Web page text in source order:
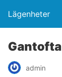
Lägenheter
Gantofta
admin